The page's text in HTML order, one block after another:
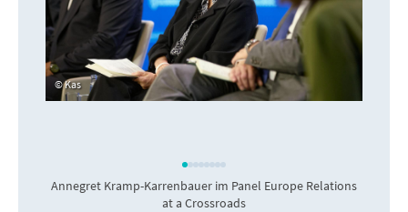
Kas
Annegret Kramp-Karrenbauer im Panel Europe Relations
at a Crossroads